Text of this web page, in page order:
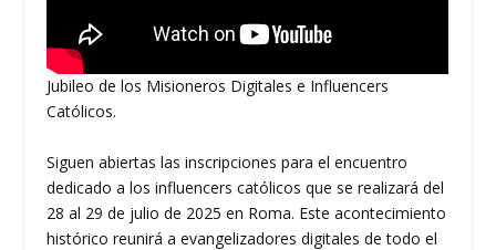
Jubileo de los Misioneros Digitales e Influencers
Católicos.
Siguen abiertas las inscripciones para el encuentro
dedicado a los influencers católicos que se realizará del
28 al 29 de julio de 2025 en Roma. Este acontecimiento
histórico reunirá a evangelizadores digitales de todo el